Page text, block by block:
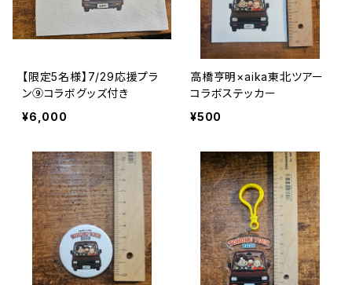
【限定5名様】7/29応援プラ
ン⑨コラボグッズ付き
¥6,000
高橋亨明×aika東北ツアー
コラボステッカー
¥500